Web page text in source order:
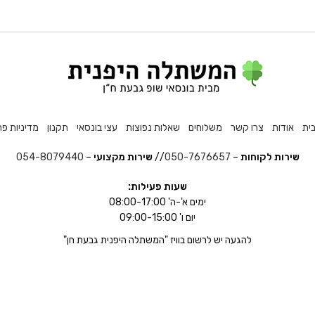
אודות צרו קשר משלוחים שאלות נפוצות עצי בונסאי תקנון מדיניות
שירות לקוחות –
050-7676657
//שירות מקצועי –
054-8079440
שעות פעילות:
ימים א'-ה' 08:00-17:00
יום ו' 09:00-15:00
להגעה יש לרשום בוויז "המשתלה היפנית גבעת חן"